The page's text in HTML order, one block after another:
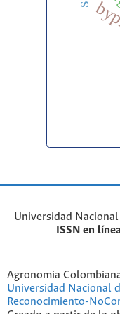
Universidad
ISSN en
Agronomia
Universidad Nacional
Reconocimiento-